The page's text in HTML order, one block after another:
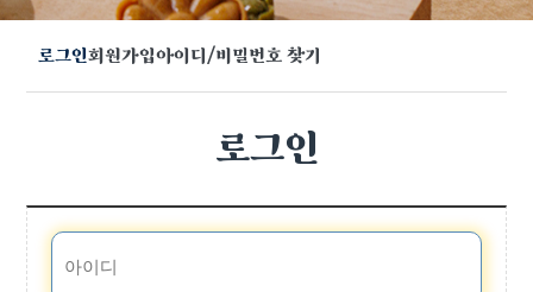
로그인회원가입아이디/비밀번호 찾기
로그인